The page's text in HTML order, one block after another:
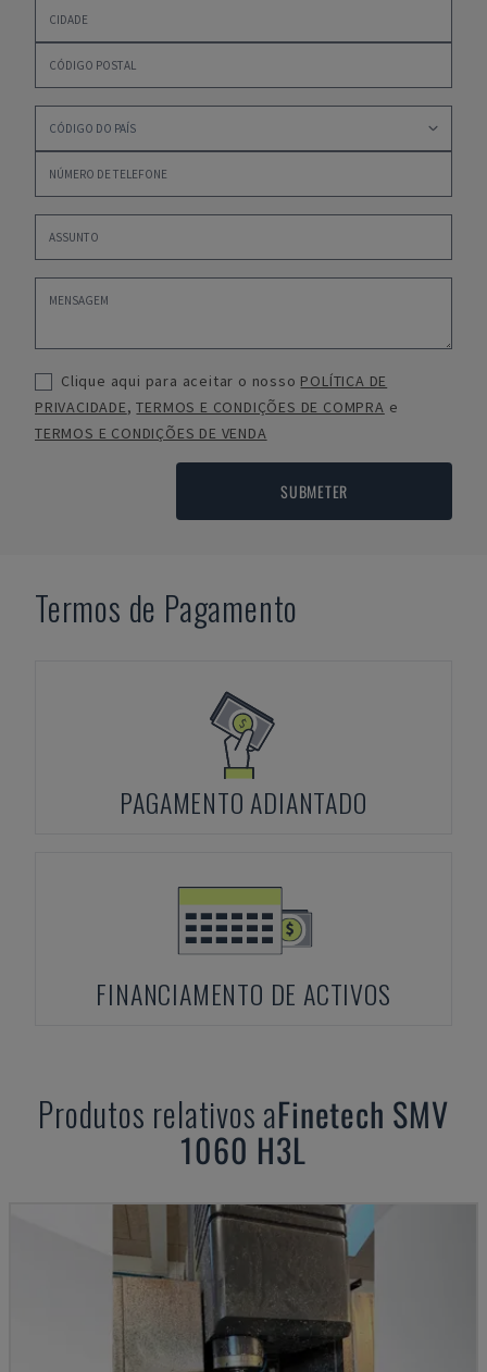
Clique aqui para aceitar o nosso POLÍTICA DE
PRIVACIDADE,TERMOS E CONDIÇÕES DE COMPRA e
TERMOS E CONDIÇÕES DE VENDA
SUBMETER
Termos de Pagamento
PAGAMENTO ADIANTADO
FINANCIAMENTO DE ACTIVOS
Produtos relativos aFinetech SMV
1060 H3L